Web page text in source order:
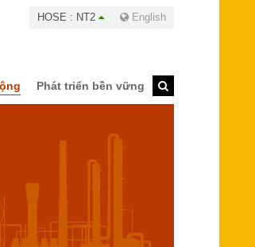
HOSE : NT2 English
Phát triển bền vững